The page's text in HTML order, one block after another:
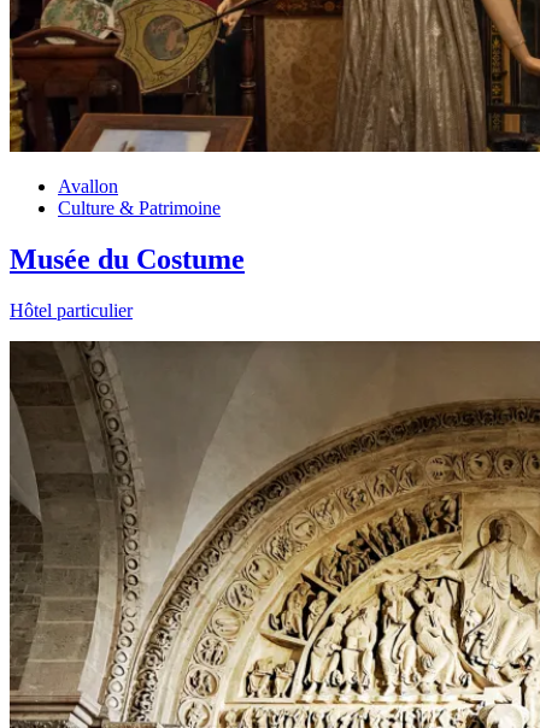
Avallon
Culture & Patrimoine
Musée du Costume
Hôtel particulier